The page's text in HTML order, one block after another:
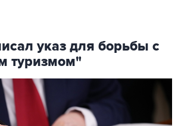
указ для борьбы с